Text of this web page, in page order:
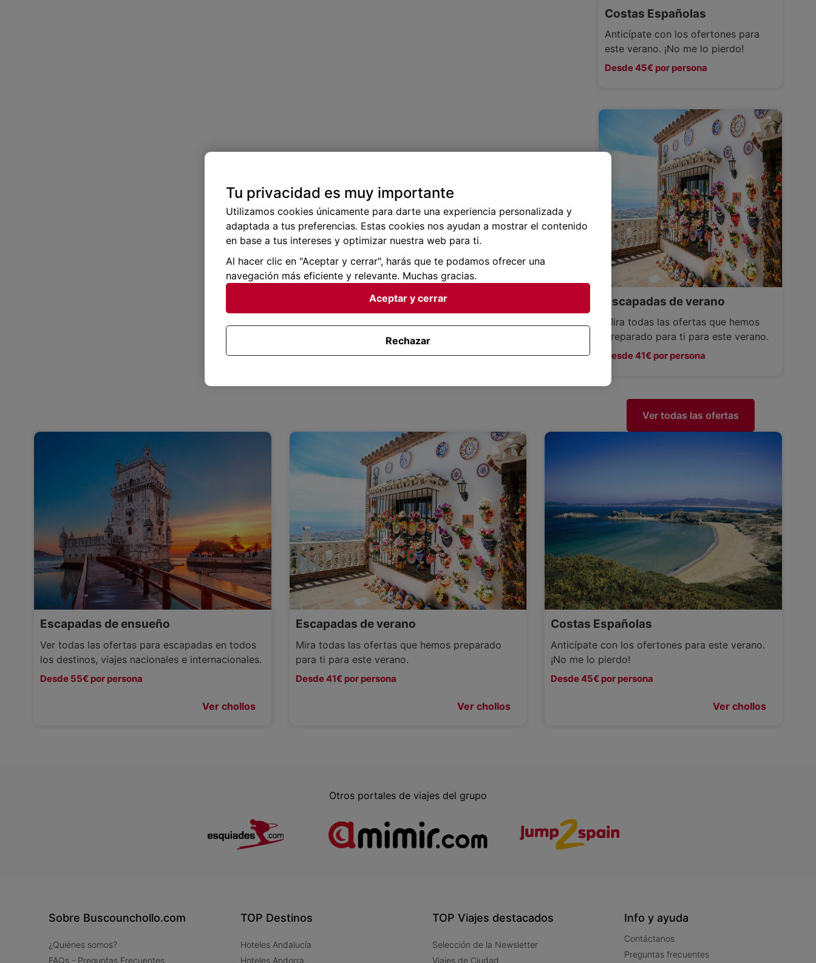
Costas Españolas
Anticípate con los ofertones para
este verano. ¡No me lo pierdo!
Desde 45€ por persona
Escapadas de verano
Mira todas las ofertas que hemos
preparado para ti para este verano.
Desde 41€ por persona
Ver todas las ofertas
Escapadas de ensueño
Ver todas las ofertas para escapadas en todos
los destinos, viajes nacionales e internacionales.
Desde 55€ por persona
Ver chollos
Escapadas de verano
Mira todas las ofertas que hemos preparado
para ti para este verano.
Desde 41€ por persona
Ver chollos
Costas Españolas
Anticípate con los ofertones para este verano.
¡No me lo pierdo!
Desde 45€ por persona
Ver chollos
Otros portales de viajes del grupo
Sobre Buscounchollo.com
¿Quiénes somos?
FAQs - Preguntas Frecuentes
TOP Destinos
Hoteles Andalucía
Hoteles Andorra
TOP Viajes destacados
Selección de la Newsletter
Viajes de Ciudad
Info y ayuda
Contáctanos
Preguntas frecuentes
Tu privacidad es muy importante
Utilizamos cookies únicamente para darte una experiencia personalizada y
adaptada a tus preferencias. Estas cookies nos ayudan a mostrar el contenido
en base a tus intereses y optimizar nuestra web para ti.
Al hacer clic en "Aceptar y cerrar", harás que te podamos ofrecer una
navegación más eficiente y relevante. Muchas gracias.
Aceptar y cerrar
Rechazar